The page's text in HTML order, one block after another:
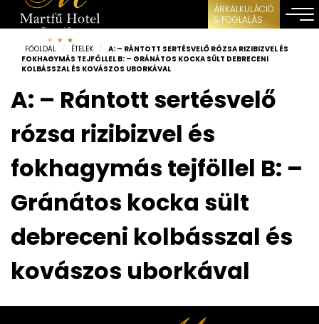
ÁRKALKULÁCIÓ
& FOGLALÁS
FŐOLDAL / ÉTELEK /
A: – RÁNTOTT SERTÉSVELŐ RÓZSA RIZIBIZVEL ÉS
FOKHAGYMÁS TEJFÖLLEL B: – GRÁNÁTOS KOCKA SÜLT DEBRECENI
KOLBÁSSZAL ÉS KOVÁSZOS UBORKÁVAL
A: – Rántott sertésvelő
rózsa rizibizvel és
fokhagymás tejföllel B: –
Gránátos kocka sült
debreceni kolbásszal és
kovászos uborkával